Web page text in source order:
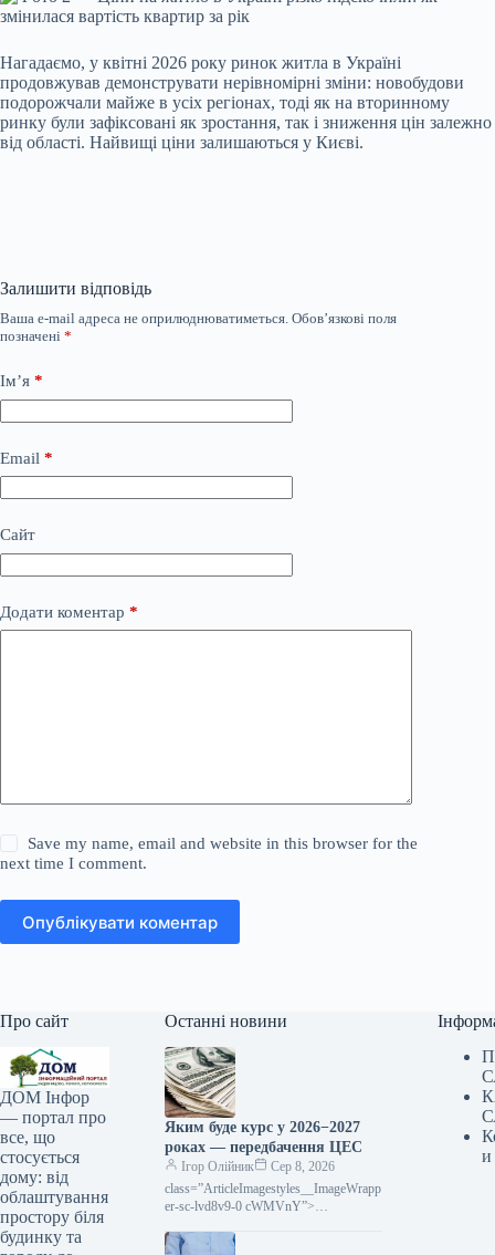
Нагадаємо, у квітні 2026 року ринок житла в Україні
продовжував демонструвати нерівномірні зміни: новобудови
подорожчали майже в усіх регіонах, тоді як на вторинному
ринку були зафіксовані як зростання, так і зниження цін залежно
від області. Найвищі ціни залишаються у Києві.
Залишити відповідь
Ваша e-mail адреса не оприлюднюватиметься. Обов’язкові поля
позначені *
Ім’я *
Email *
Сайт
Додати коментар *
Save my name, email and website in this browser for the
next time I comment.
Опублікувати коментар
Про сайт
ДОМ Інфор
— портал про
все, що
стосується
дому: від
облаштування
простору біля
будинку та
Останні новини
Яким буде курс у 2026−2027
роках — передбачення ЦЕС
Ігор Олійник
Сер 8, 2026
class=”ArticleImagestyles__ImageWrapp
er-sc-lvd8v9-0 cWMVnY”>
у 2026 році очікується на рівні 44,5
и